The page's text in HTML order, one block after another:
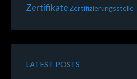
Zertifikate Zertifizierungsstelle
LATEST POSTS